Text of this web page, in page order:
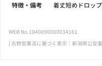
特徴・備考 着丈短めドロッ
WEB No.1040090000034161
[ 古物営業法に基づく表示：新潟県公安